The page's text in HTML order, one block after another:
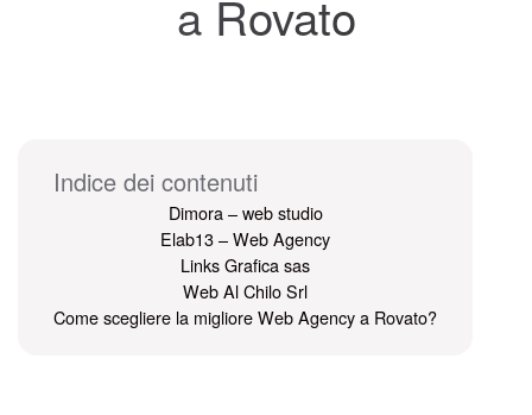
a Rovato
Indice dei contenuti
Dimora – web studio
Elab13 – Web Agency
Links Grafica sas
Web Al Chilo Srl
Come scegliere la migliore Web Agency a Rovato?